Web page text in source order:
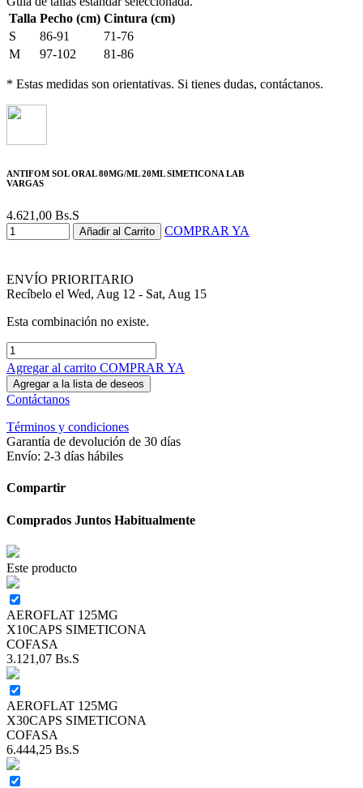
Talla Pecho (cm) Cintura (cm)
S
86-91
71-76
M
97-102 81-86
* Estas medidas son orientativas. Si tienes dudas, contáctanos.
ANTIFOM SOL ORAL 80MG/ML 20ML SIMETICONA LAB
VARGAS
4.621,00 Bs.S
Añadir al Carrito COMPRAR YA
ENVÍO PRIORITARIO
Recíbelo el Wed, Aug 12 - Sat, Aug 15
Esta combinación no existe.
Agregar al carrito COMPRAR YA
Agregar a la lista de deseos
Contáctanos
Términos y condiciones
Garantía de devolución de 30 días
Envío: 2-3 días hábiles
Compartir
Comprados Juntos Habitualmente
Este producto
AEROFLAT 125MG
X10CAPS SIMETICONA
COFASA
3.121,07 Bs.S
AEROFLAT 125MG
X30CAPS SIMETICONA
COFASA
6.444,25 Bs.S